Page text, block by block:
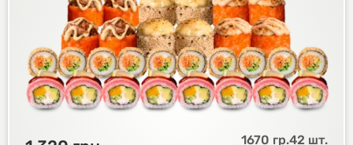
1670 гр.42 шт.